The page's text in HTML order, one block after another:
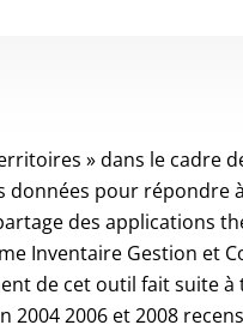
» dans le cadre
pour répondre
des applications
Inventaire Gestion et
de cet outil fait suite
2004 2006 et 2008